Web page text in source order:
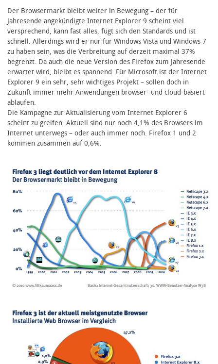
Der Browsermarkt bleibt weiter in Bewegung – der für
Jahresende angekündigte Internet Explorer 9 scheint viel
versprechend, kann fast alles, fügt sich den Standards und ist
schnell. Allerdings wird er nur für Windows Vista und Windows 7
zu haben sein, was die Verbreitung auf derzeit maximal 37%
begrenzt. Da auch die neue Version des Firefox zum Jahresende
erwartet wird, bleibt es spannend. Für Microsoft ist der Internet
Explorer 9 ein sehr, sehr wichtiges Projekt – sollen doch in
Zukunft immer mehr Anwendungen browser- und cloud-basiert
ablaufen.
Die Kampagne zur Aktualisierung vom Internet Explorer 6
scheint zu greifen: Aktuell sind nur noch 4,1% des Browsers im
Internet unterwegs – oder auch immer noch. Firefox 1 und 2
kommen zusammen auf 0,6%.